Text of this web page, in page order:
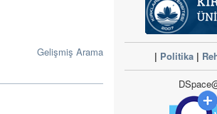
Gelişmiş Arama
| Politika |